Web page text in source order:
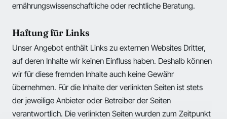
ernährungswissenschaftliche oder rechtliche Beratung.
Haftung für Links
Unser Angebot enthält Links zu externen Websites Dritter,
auf deren Inhalte wir keinen Einfluss haben. Deshalb können
wir für diese fremden Inhalte auch keine Gewähr
übernehmen. Für die Inhalte der verlinkten Seiten ist stets
der jeweilige Anbieter oder Betreiber der Seiten
verantwortlich. Die verlinkten Seiten wurden zum Zeitpunkt